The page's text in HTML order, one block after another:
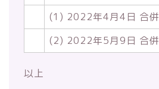
(1) 2022年4月4日 合
(2) 2022年5月9日 合
以上